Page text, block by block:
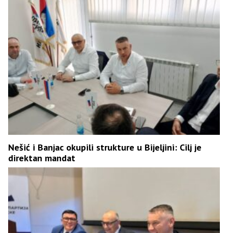
Nešić i Banjac okupili strukture u Bijeljini: Cilj je
direktan mandat